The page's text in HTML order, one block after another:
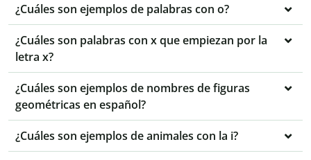
¿Cuáles son ejemplos de palabras con o?
¿Cuáles son palabras con x que empiezan por la
letra x?
¿Cuáles son ejemplos de nombres de figuras
geométricas en español?
¿Cuáles son ejemplos de animales con la i?